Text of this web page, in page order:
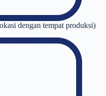
dengan tempat produksi)